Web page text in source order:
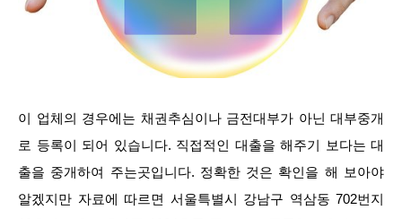
이 업체의 경우에는 채권추심이나 금전대부가 아닌 대부중개
로 등록이 되어 있습니다. 직접적인 대출을 해주기 보다는 대
출을 중개하여 주는곳입니다. 정확한 것은 확인을 해 보아야
알겠지만 자료에 따르면 서울특별시 강남구 역삼동 702번지